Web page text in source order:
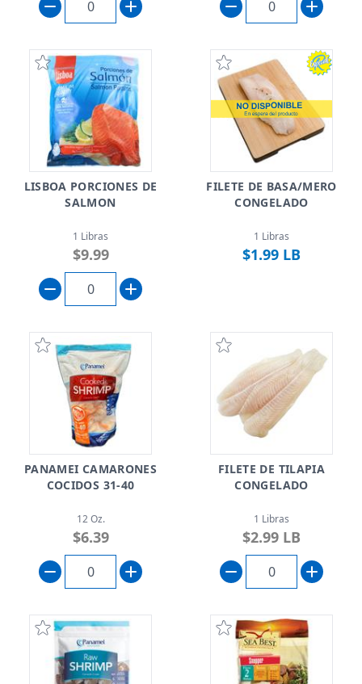
LISBOA PORCIONES DE
SALMON
1 Libras
$9.99
FILETE DE BASA/MERO
CONGELADO
1 Libras
$1.99 LB
PANAMEI CAMARONES
COCIDOS 31-40
12 Oz.
$6.39
FILETE DE TILAPIA
CONGELADO
1 Libras
$2.99 LB